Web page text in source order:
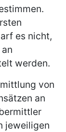
es nicht,
werden.
von
an
jeweiligen